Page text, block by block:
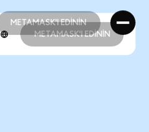
METAMASK'I EDİNİN
METAMASK'I EDİNİN
METAMASK'I EDİNİN